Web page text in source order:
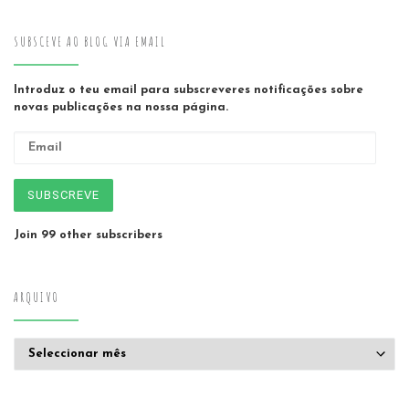
SUBSCEVE AO BLOG VIA EMAIL
Introduz o teu email para subscreveres notificações sobre
novas publicações na nossa página.
SUBSCREVE
Join 99 other subscribers
ARQUIVO